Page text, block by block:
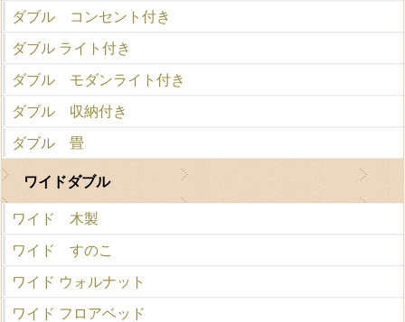
ダブル コンセント付き
ダブル ライト付き
ダブル モダンライト付き
ダブル 収納付き
ダブル 畳
ワイドダブル
ワイド 木製
ワイド すのこ
ワイド ウォルナット
ワイド フロアベッド